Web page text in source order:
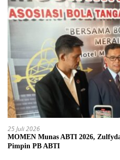
25 Juli 2026
MOMEN Munas ABTI 2026,
Pimpin PB ABTI